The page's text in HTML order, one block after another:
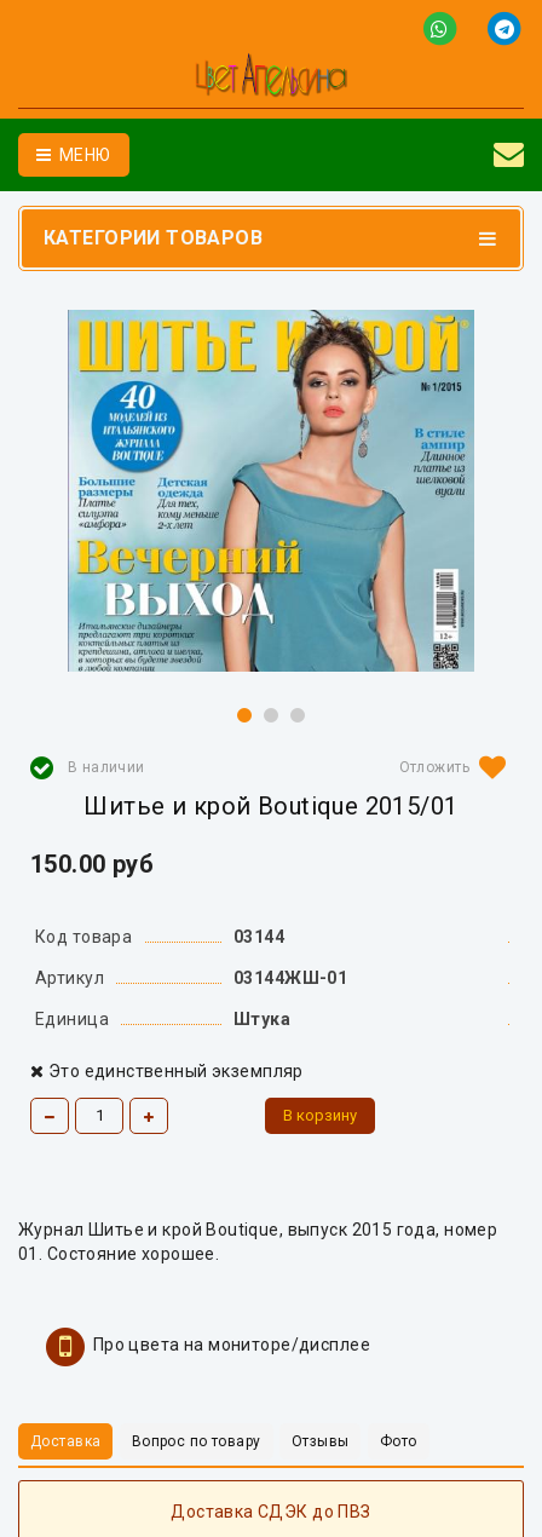
МЕНЮ
КАТЕГОРИИ ТОВАРОВ
В наличии
Шитье и крой Boutique 2015/01
150.00 руб
Код товара 03144
Артикул 03144ЖШ-01
Единица Штука
Это единственный экземпляр
Журнал Шитье и крой Boutique, выпуск 2015 года, номер
01. Состояние хорошее.
Про цвета на мониторе/дисплее
Доставка Вопрос по товару Отзывы Фото
Доставка СДЭК до ПВЗ